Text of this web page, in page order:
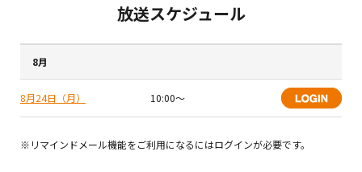
放送スケジュール
8月
8月24日（月） 10:00〜
※リマインドメール機能をご利用になるにはログインが必要です。